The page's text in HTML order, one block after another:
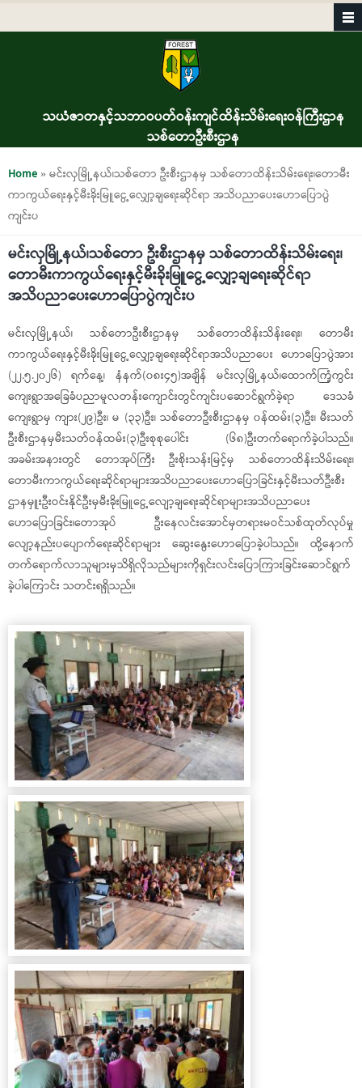
သယံဇာတနှင့်သဘာဝပတ်ဝန်းကျင်ထိန်းသိမ်းရေးဝန်ကြီးဌာန
သစ်တောဦးစီးဌာန
You are here
Home» မင်းလှမြို့နယ်၊သစ်တော ဦးစီးဌာနမှ သစ်တောထိန်းသိမ်းရေး၊တောမီး
ကာကွယ်ရေးနှင့်မီးခိုး​မြူငွေ့လျှော့ချရေးဆိုင်ရာ အသိပညာပေးဟောပြောပွဲ
ကျင်းပ
မင်းလှမြို့နယ်၊သစ်တော ဦးစီးဌာနမှ သစ်တောထိန်းသိမ်းရေး၊
တောမီးကာကွယ်ရေးနှင့်မီးခိုး​မြူငွေ့လျှော့ချရေးဆိုင်ရာ
အသိပညာပေးဟောပြောပွဲကျင်းပ
မင်းလှမြို့နယ်၊ သစ်တောဦးစီးဌာနမှ သစ်တောထိန်းသိန်းရေး၊ တောမီး
ကာကွယ်ရေးနှင့်မီးခိုးမြူငွေ့လျှော့ချရေးဆိုင်ရာအသိပညာပေး ဟောပြောပွဲအား
(၂၂.၅.၂၀၂၆) ရက်နေ့၊ နံနက်(၀၈း၄၅)အချိန် မင်းလှမြို့နယ်၊ထောက်ကြံ့ကွင်း
ကျေးရွာအခြေခံပညာမူလတန်းကျောင်းတွင်ကျင်းပဆောင်ရွက်ခဲ့ရာ ဒေသခံ
ကျေးရွာမှ ‌ကျား(၂၉)ဦး၊ မ (၃၃)ဦး၊ သစ်​တောဦးစီးဌာနမှ ၀န်ထမ်း(၃)ဦး၊ မီးသတ်
ဦးစီးဌာနမှမီးသတ်ဝန်ထမ်း(၃)ဦးစုစုပေါင်း (၆၈)ဦးတက်ရောက်ခဲ့ပါသည်။
အခမ်းအနားတွင် ​တောအုပ်ကြီး ဦး‌စိုးသန်းမြင့်မှ သစ်တောထိန်းသိမ်းရေး၊
တောမီးကာကွယ်ရေးဆိုင်ရာများအသိပညာပေးဟောပြောခြင်းနှင့်​မီးသတ်ဦးစီး
ဌာနမှူးဦးဝင်းနိုင်ဦးမှမီးခိုးမြူငွေ့လျော့ချရေးဆိုင်ရာများအသိပညာပေး
ဟောပြောခြင်း၊တောအုပ် ဦး​နေလင်းအောင်မှတရားမဝင်သစ်ထုတ်လုပ်မှု
လျော့နည်းပပျောက်ရေးဆိုင်ရာများ ဆွေးနွေးဟောပြောခဲ့ပါသည်။ ထို့နောက်
တက်ရောက်လာသူများမှသိရှိလိုသည်များကိုရှင်းလင်းပြောကြားခြင်းဆောင်ရွက်
ခဲ့ပါကြောင်း သတင်းရရှိသည်။